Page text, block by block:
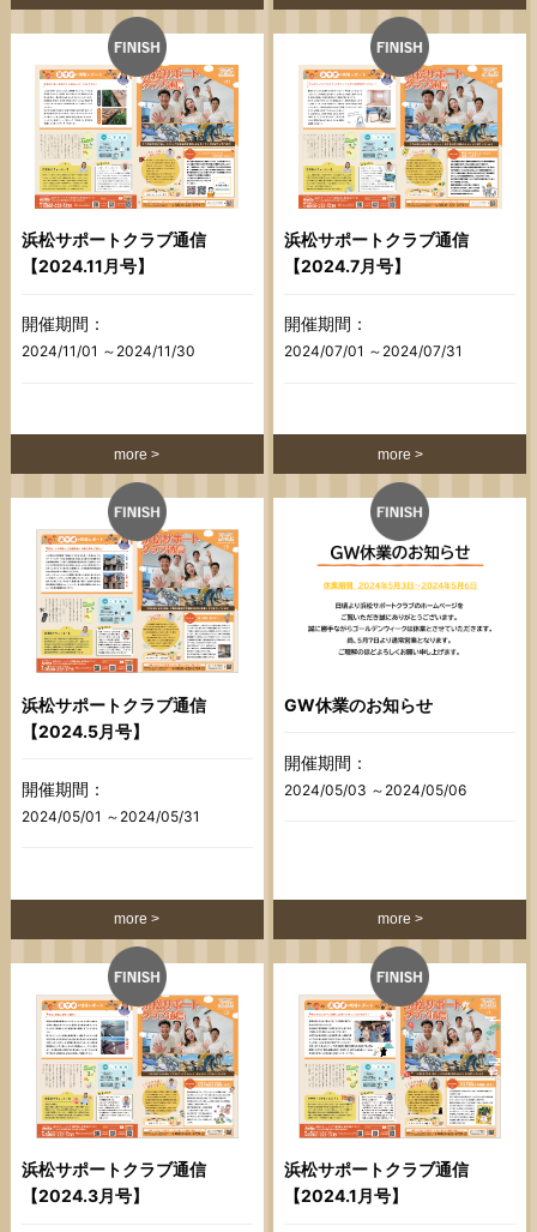
浜松サポートクラブ通信
【2024.11月号】
開催期間：
2024/11/01 ～2024/11/30
more
浜松サポートクラブ通信
【2024.7月号】
開催期間：
2024/07/01 ～2024/07/31
more
浜松サポートクラブ通信
【2024.5月号】
開催期間：
2024/05/01 ～2024/05/31
more
GW休業のお知らせ
開催期間：
2024/05/03 ～2024/05/06
more
浜松サポートクラブ通信
【2024.3月号】
浜松サポートクラブ通信
【2024.1月号】